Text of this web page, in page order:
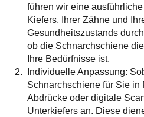
führen wir eine
Kiefers, Ihrer Zähne und
Gesundheitszustands
ob die Schnarchschiene
Ihre Bedürfnisse ist.
Individuelle Anpassung:
Schnarchschiene für Sie in
Abdrücke oder digitale
Unterkiefers an. Diese